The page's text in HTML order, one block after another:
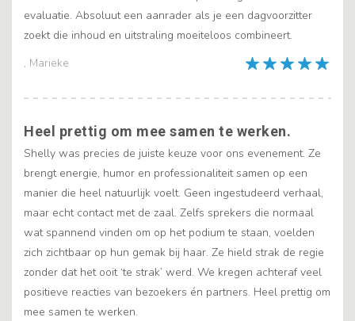
, Marieke
evaluatie. Absoluut een aanrader als je een dagvoorzitter
zoekt die inhoud en uitstraling moeiteloos combineert.
Heel prettig om mee samen te werken.
Shelly was precies de juiste keuze voor ons evenement. Ze
brengt energie, humor en professionaliteit samen op een
manier die heel natuurlijk voelt. Geen ingestudeerd verhaal,
maar echt contact met de zaal. Zelfs sprekers die normaal
wat spannend vinden om op het podium te staan, voelden
zich zichtbaar op hun gemak bij haar. Ze hield strak de regie
zonder dat het ooit ‘te strak’ werd. We kregen achteraf veel
positieve reacties van bezoekers én partners. Heel prettig om
mee samen te werken.